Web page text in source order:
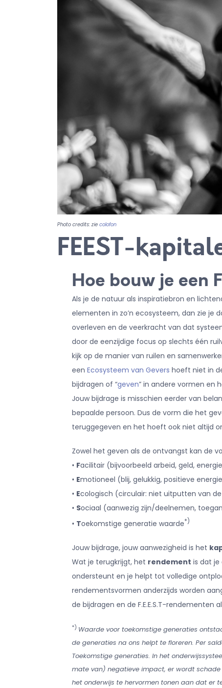
Photo credits: zie colofon
FEEST-
Hoe bouw je een
Als je de natuur als inspiratiebron en
elementen in zo’n ecosysteem, dan zie je
overleven en de veerkracht van dat
door de eenzijdige focus op slechts één
kijk op de manier van ruilen en
een Ecosysteem van Gevers hoeft niet in
bijdragen of “geven” in andere vormen en
Jouw bijdrage is misschien eerder van
bepaalde persoon. Dus de vorm die het
teruggegeven en het hoeft ook niet altijd
Zowel het geven als de ontvangst kan de
• Facilitair (bijvoorbeeld arbeid, geld,
• Emotioneel (blij, gelukkig, positieve
• Ecologisch (circulair: niet uitputten van
• Sociaal (aanwezig zijn/deelnemen,
• Toekomstige generatie waarde*)
Jouw bijdrage, jouw aanwezigheid is het
Wat je terugkrijgt, het rendement is dat
ondersteunt en je helpt tot volledige
rendementsvormen anderzijds worden
de bijdragen en de F.E.E.S.T-rendementen
*) Waarde voor toekomstige generaties
de generaties na ons helpt te floreren. Per
Toekomstige generaties. In het
mate van) negatieve impact, er wordt
het onderwijs te hervormen tonen aan dat er